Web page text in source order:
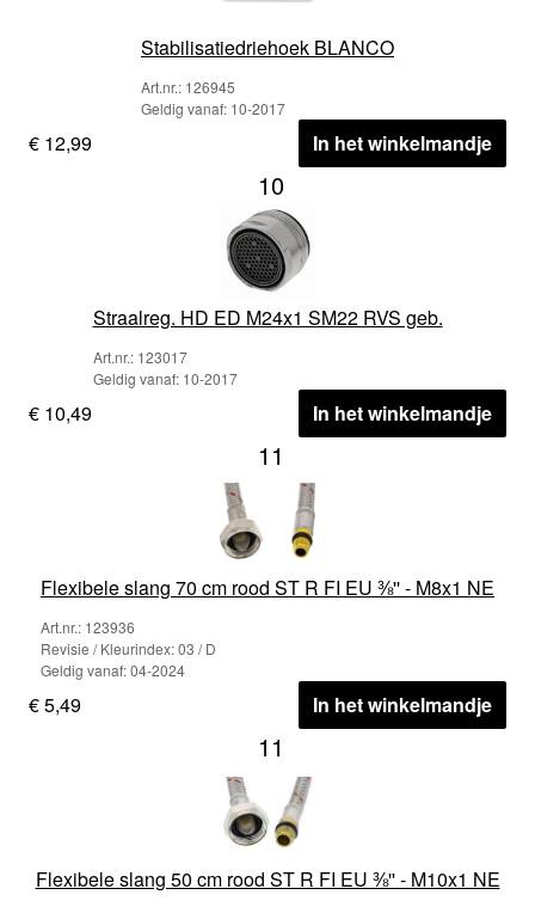
Stabilisatiedriehoek BLANCO
Art.nr.: 126945
Geldig vanaf: 10-2017
€ 12,99 In het winkelmandje
10
Straalreg. HD ED M24x1 SM22 RVS geb.
Art.nr.: 123017
Geldig vanaf: 10-2017
€ 10,49 In het winkelmandje
11
Flexibele slang 70 cm rood ST R FI EU ⅜'' - M8x1 NE
Art.nr.: 123936
Revisie / Kleurindex: 03 / D
Geldig vanaf: 04-2024
€ 5,49 In het winkelmandje
11
Flexibele slang 50 cm rood ST R FI EU ⅜'' - M10x1 NE